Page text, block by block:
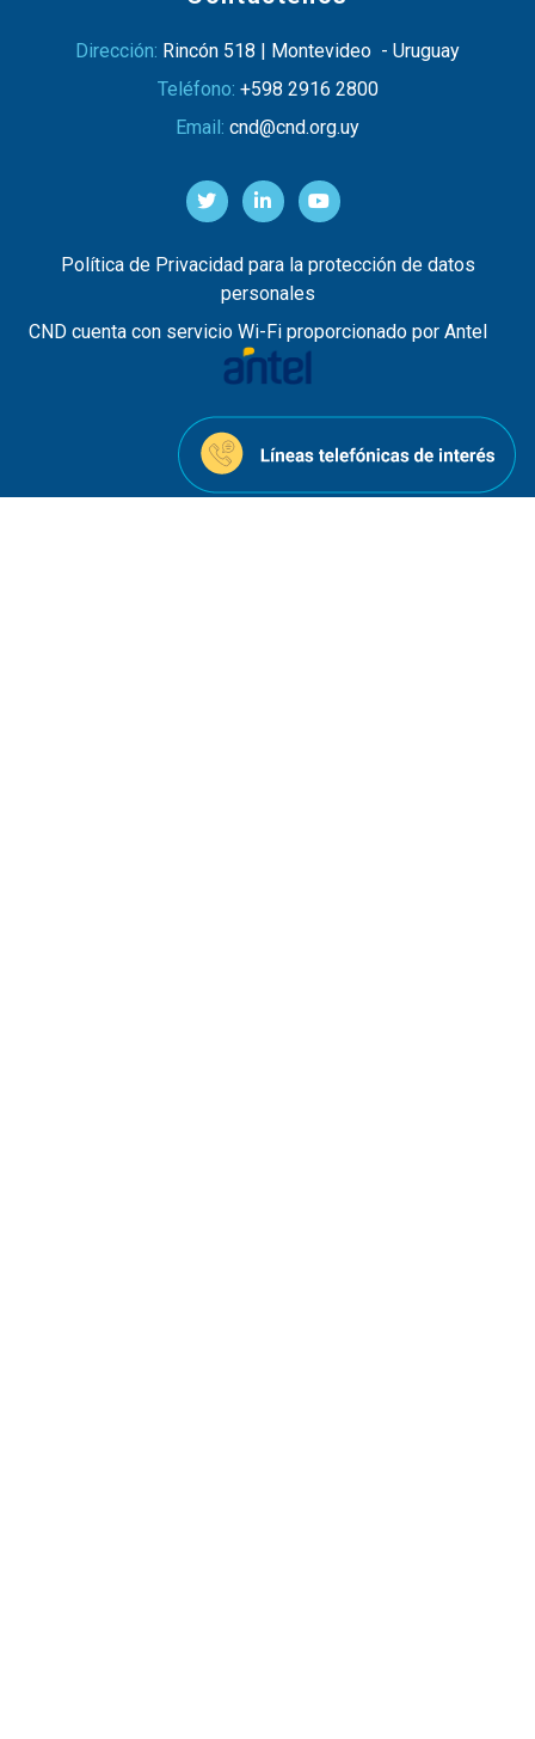
Dirección: Rincón 518 | Montevideo - Uruguay
Teléfono: +598 2916 2800
Email: cnd@cnd.org.uy
Política de Privacidad para la protección de datos
personales
CND cuenta con servicio Wi-Fi proporcionado por Antel